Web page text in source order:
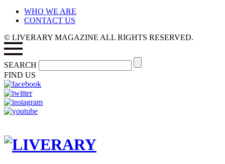
WHO WE ARE
CONTACT US
© LIVERARY MAGAZINE ALL RIGHTS RESERVED.
SEARCH
FIND US